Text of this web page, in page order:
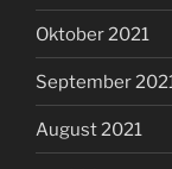
Oktober 2021
September
August 2021